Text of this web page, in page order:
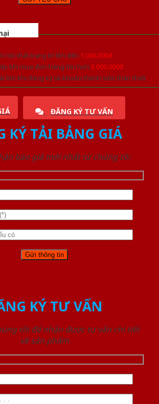
nội thất trang trí lên đến 1.000.000đ
khi mua đơn hàng lớn hơn 3.000.000đ
lớn khi đăng ký tài khoản thành viên thân thiết
ĐĂNG KÝ TƯ VẤN
KÝ TẢI BẢNG GIÁ
báo giá mới nhất từ chúng tôi
KÝ TƯ VẤN
tôi để nhận được tư vấn chi tiết
về sản phẩm